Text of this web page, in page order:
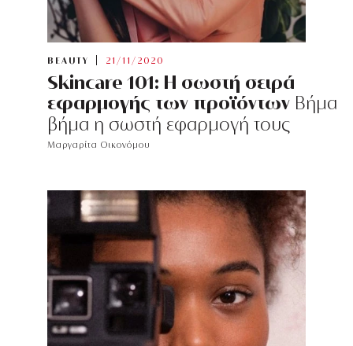
BEAUTY 21/11/2020
Skincare 101: Η σωστή σειρά
εφαρμογής των προϊόντων Βήμα
βήμα η σωστή εφαρμογή τους
Μαργαρίτα Οικονόμου